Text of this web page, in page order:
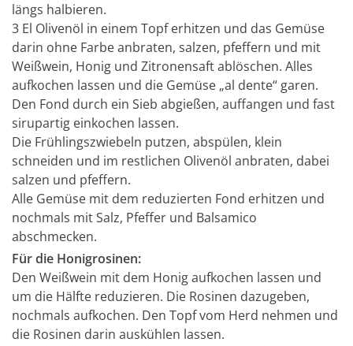
längs halbieren.
3 El Olivenöl in einem Topf erhitzen und das Gemüse
darin ohne Farbe anbraten, salzen, pfeffern und mit
Weißwein, Honig und Zitronensaft ablöschen. Alles
aufkochen lassen und die Gemüse „al dente“ garen.
Den Fond durch ein Sieb abgießen, auffangen und fast
sirupartig einkochen lassen.
Die Frühlingszwiebeln putzen, abspülen, klein
schneiden und im restlichen Olivenöl anbraten, dabei
salzen und pfeffern.
Alle Gemüse mit dem reduzierten Fond erhitzen und
nochmals mit Salz, Pfeffer und Balsamico
abschmecken.
Für die Honigrosinen:
Den Weißwein mit dem Honig aufkochen lassen und
um die Hälfte reduzieren. Die Rosinen dazugeben,
nochmals aufkochen. Den Topf vom Herd nehmen und
die Rosinen darin auskühlen lassen.